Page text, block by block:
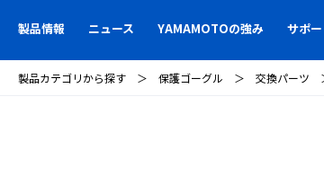
製品情報 ニュース YAMAMOTOの強み サポ
製品カテゴリから探す ＞ 保護ゴーグル ＞ 交換パーツ